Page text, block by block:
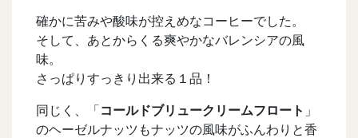
確かに苦みや酸味が控えめなコーヒーでした。
そして、あとからくる爽やかなバレンシアの風
味。
さっぱりすっきり出来る１品！
同じく、「コールドブリュークリームフロート 」
のヘーゼルナッツもナッツの風味がふんわりと香